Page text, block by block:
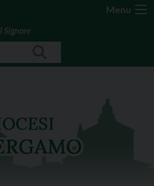
Menu
Signore